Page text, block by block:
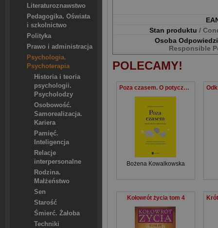
Literaturoznawstwo
Pedagogika. Oświata
i szkolnictwo
Polityka
Prawo i administracja
Psychologia.
Psychoterapia
Historia i teoria
psychologii.
Psycholodzy
Osobowość.
Samorealizacja.
Kariera
Pamięć.
Inteligencja
Relacje
interpersonalne
Rodzina.
Małżeństwo
Sen
Starość
Śmierć. Żałoba
Techniki
Stan produktu /
Osoba
Responsible
POLECAMY!
Poza czasem. O potyczkach z codziennością
Bożena Kowalkowska
Kołowrót życia tom 4